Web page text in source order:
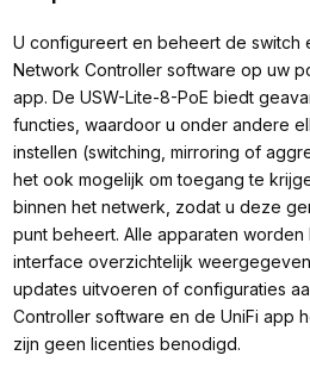
U configureert en beheert de switch
Network Controller software op uw
app. De USW-Lite-8-PoE biedt
functies, waardoor u onder andere
instellen (switching, mirroring of
het ook mogelijk om toegang te
binnen het netwerk, zodat u deze
punt beheert. Alle apparaten
interface overzichtelijk
updates uitvoeren of configuraties
Controller software en de UniFi app
zijn geen licenties benodigd.